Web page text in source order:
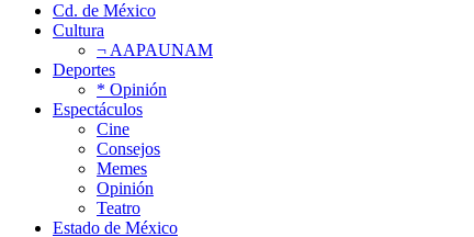
Cd. de México
Cultura
¬ AAPAUNAM
Deportes
* Opinión
Espectáculos
Cine
Consejos
Memes
Opinión
Teatro
Estado de México